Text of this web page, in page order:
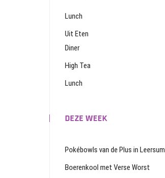
Lunch
Uit Eten
Diner
High Tea
Lunch
DEZE WEEK
Pokébowls van de Plus in Leersum
Boerenkool met Verse Worst